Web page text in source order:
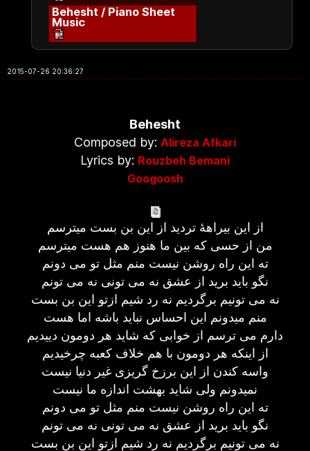
Behesht / Piano Sheet
Music
2015-07-26 20:36:27
Behesht
Composed by: Alireza Afkari
Lyrics by: Rouzbeh Bemani
Googoosh
از این بیراهۀ تردید از این بن بست میترسم
من از حسی که بین ما هنوز هم هست میترسم
ته این راه روشن نیست منم مثل تو می دونم
نگو باید برید از عشق نه می تونی نه می تونم
نه می تونیم برگردیم نه رد شیم ازتو این بن بست
منم میدونم این احساس نباید باشه اما هست
دارم می ترسم از خوابی که شاید هر دومون دییدیم
از اینکه هر دومون با هم خلاف کعبه چرخیدیم
واسه کندن از این برزخ گریزی غیر دنیا نیست
نمیدونم ولی شاید بهشت اندازه ما نیست
ته این راه روشن نیست منم مثل تو می دونم
نگو باید برید از عشق نه می تونی نه می تونم
نه می تونیم برگردیم نه رد شیم ازتو این بن بست